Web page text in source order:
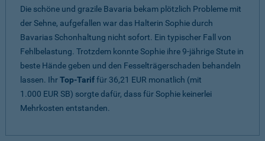
Die schöne und grazile Bavaria bekam plötzlich Probleme mit
der Sehne, aufgefallen war das Halterin Sophie durch
Bavarias Schonhaltung nicht sofort. Ein typischer Fall von
Fehlbelastung. Trotzdem konnte Sophie ihre 9-jährige Stute in
beste Hände geben und den Fesselträgerschaden behandeln
lassen. IhrTop-Tariffür 36,21 EUR monatlich (mit
1.000 EUR SB) sorgte dafür, dass für Sophie keinerlei
Mehrkosten entstanden.